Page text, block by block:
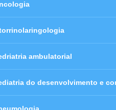
ambulatorial
do desenvolvimento e